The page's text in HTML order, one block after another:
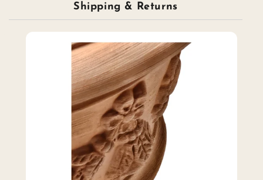
Shipping & Returns